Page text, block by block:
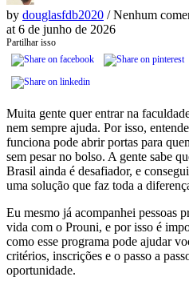
by douglasfdb2020 / Nenhum
at 6 de junho de 2026
Partilhar isso
Muita gente quer entrar na
nem sempre ajuda. Por isso,
funciona pode abrir portas para
sem pesar no bolso. A gente sabe
Brasil ainda é desafiador, e
uma solução que faz toda a
Eu mesmo já acompanhei pessoas
vida com o Prouni, e por isso é
como esse programa pode ajudar
critérios, inscrições e o passo a
oportunidade.